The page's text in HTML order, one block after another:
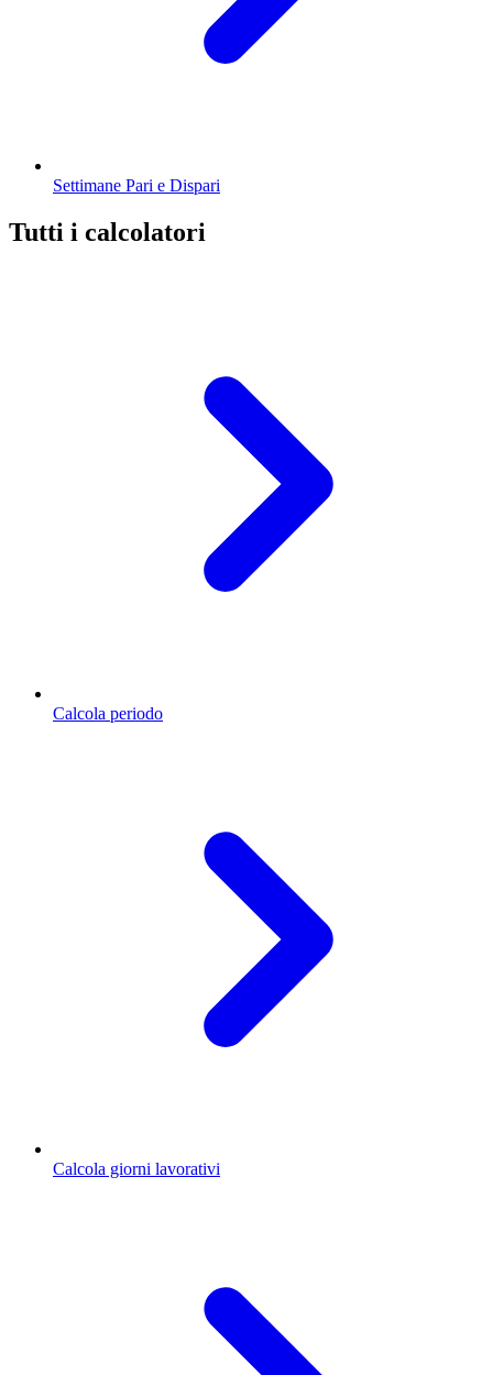
Settimane Pari e Dispari
Tutti i calcolatori
Calcola periodo
Calcola giorni lavorativi